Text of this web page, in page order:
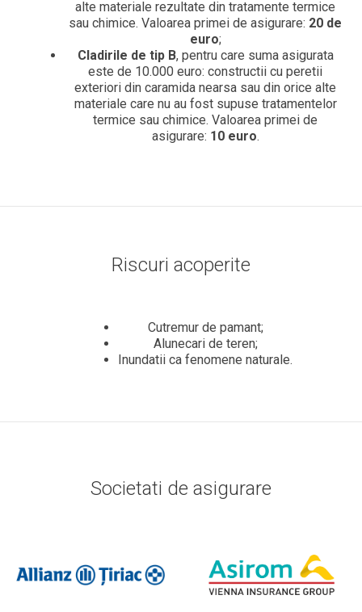
alte materiale rezultate din tratamente termice
sau chimice. Valoarea primei de asigurare: 20 de
euro;
Cladirile de tip B, pentru care suma asigurata
este de 10.000 euro: constructii cu peretii
exteriori din caramida nearsa sau din orice alte
materiale care nu au fost supuse tratamentelor
termice sau chimice. Valoarea primei de
asigurare: 10 euro.
Riscuri acoperite
Cutremur de pamant;
Alunecari de teren;
Inundatii ca fenomene naturale.
Societati de asigurare